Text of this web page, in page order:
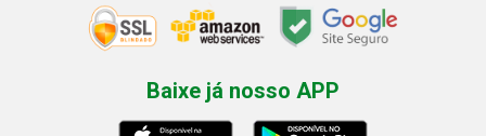
Baixe já nosso APP